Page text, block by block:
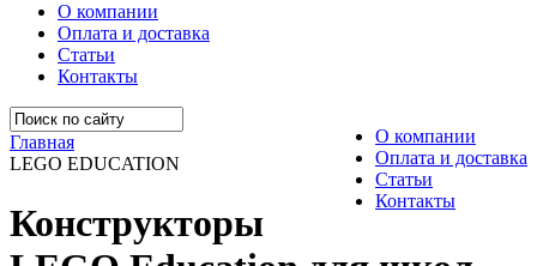
О компании
Оплата и доставка
Статьи
Контакты
О компании
Оплата и доставка
Статьи
Контакты
Главная
LEGO EDUCATION
Конструкторы